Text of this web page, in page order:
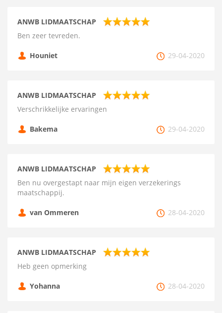
ANWB LIDMAATSCHAP
Ben zeer tevreden.
Houniet 29-04-2020
ANWB LIDMAATSCHAP
Verschrikkelijke ervaringen
Bakema 29-04-2020
ANWB LIDMAATSCHAP
Ben nu overgestapt naar mijn eigen verzekerings
maatschappij.
van Ommeren 28-04-2020
ANWB LIDMAATSCHAP
Heb geen opmerking
Yohanna 28-04-2020